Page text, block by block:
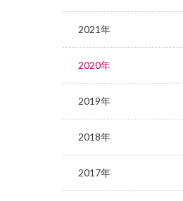
2021年
2020年
2019年
2018年
2017年